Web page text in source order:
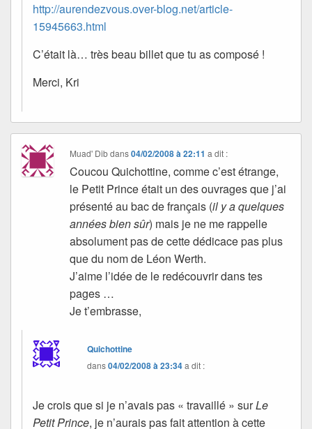
http://aurendezvous.over-blog.net/article-
15945663.html
C’était là… très beau billet que tu as composé !
Merci, Kri
Muad' Dibdans04/02/2008 à 22:11 a dit :
Coucou Quichottine, comme c’est étrange,
le Petit Prince était un des ouvrages que j’ai
présenté au bac de français (il y a quelques
années bien sûr) mais je ne me rappelle
absolument pas de cette dédicace pas plus
que du nom de Léon Werth.
J’aime l’idée de le redécouvrir dans tes
pages …
Je t’embrasse,
Quichottine
dans04/02/2008 à 23:34a dit :
Je crois que si je n’avais pas « travaillé » surLe
Petit Prince, je n’aurais pas fait attention à cette